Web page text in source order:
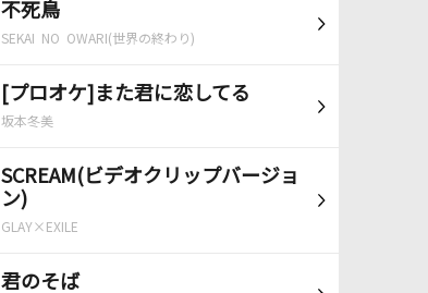
不死鳥
SEKAI NO OWARI(世界の終わり)
[プロオケ]また君に恋してる
坂本冬美
SCREAM(ビデオクリップバージョ
ン)
GLAY×EXILE
君のそば